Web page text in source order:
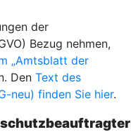
der
Bezug nehmen,
„Amtsblatt der
Den Text des
neu) finden Sie hier.